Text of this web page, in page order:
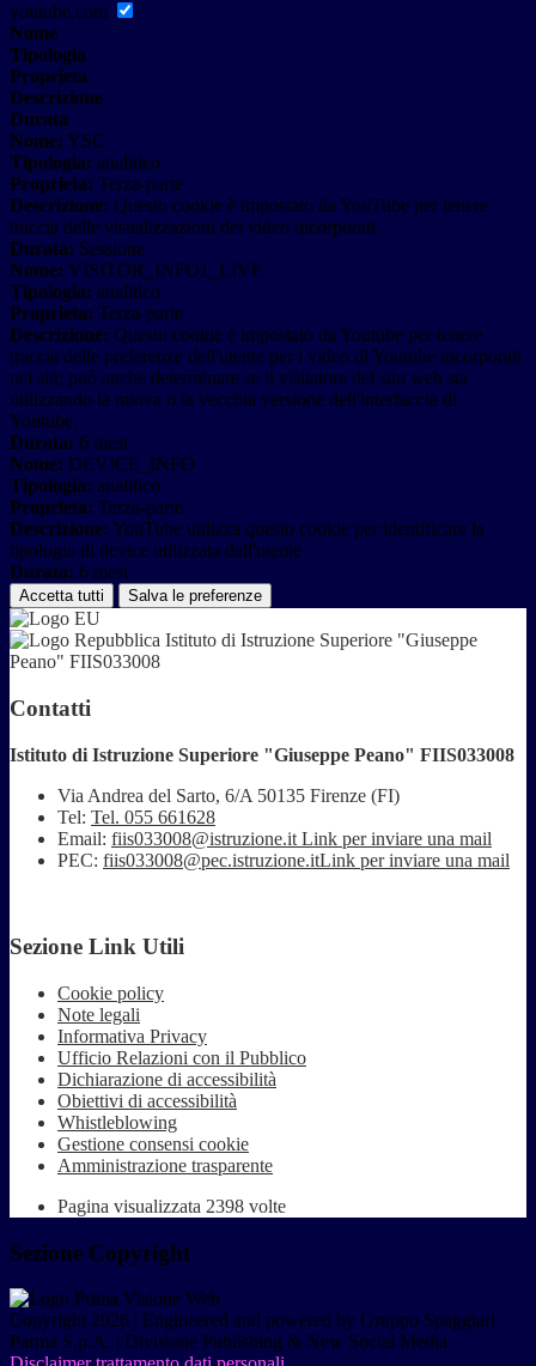
youtube.com
Nome
Tipologia
Proprieta
Descrizione
Durata
Nome: YSC
Tipologia: analitico
Proprieta: Terza-parte
Descrizione: Questo cookie è impostato da YouTube per tenere
traccia delle visualizzazioni dei video incorporati.
Durata: Sessione
Nome: VISITOR_INFO1_LIVE
Tipologia: analitico
Proprieta: Terza-parte
Descrizione: Questo cookie è impostato da Youtube per tenere
traccia delle preferenze dell'utente per i video di Youtube incorporati
nei siti; può anche determinare se il visitatore del sito web sta
utilizzando la nuova o la vecchia versione dell'interfaccia di
Youtube.
Durata: 6 mesi
Nome: DEVICE_INFO
Tipologia: analitico
Proprieta: Terza-parte
Descrizione: YouTube utilizza questo cookie per identificare la
tipologia di device utilizzata dall'utente
Durata: 6 mesi
Accetta tutti Salva le preferenze
Istituto di Istruzione Superiore "Giuseppe
Peano" FIIS033008
Contatti
Istituto di Istruzione Superiore "Giuseppe Peano" FIIS033008
Via Andrea del Sarto, 6/A 50135 Firenze (FI)
Tel: Tel. 055 661628
Email: fiis033008@istruzione.it Link per inviare una mail
PEC: fiis033008@pec.istruzione.itLink per inviare una mail
Sezione Link Utili
Cookie policy
Note legali
Informativa Privacy
Ufficio Relazioni con il Pubblico
Dichiarazione di accessibilità
Obiettivi di accessibilità
Whistleblowing
Gestione consensi cookie
Amministrazione trasparente
Pagina visualizzata 2398 volte
Sezione Copyright
Copyright 2026 | Engineered and powered by Gruppo Spaggiari
Parma S.p.A. | Divisione Publishing & New Social Media